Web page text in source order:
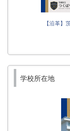
【沿革】
学校所在地